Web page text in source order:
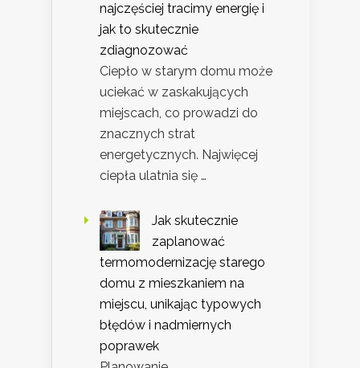
najczęściej tracimy energię i
jak to skutecznie
zdiagnozować
Ciepło w starym domu może
uciekać w zaskakujących
miejscach, co prowadzi do
znacznych strat
energetycznych. Najwięcej
ciepła ulatnia się …
Jak skutecznie
zaplanować
termomodernizację starego
domu z mieszkaniem na
miejscu, unikając typowych
błędów i nadmiernych
poprawek